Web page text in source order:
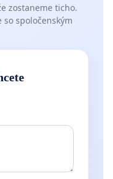
zostaneme ticho.
spoločenským